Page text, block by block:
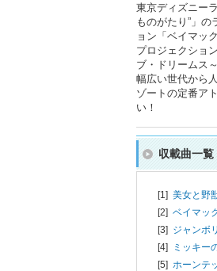
東京ディズニー
ものがたり”」
ョン「ベイマッ
プロジェクショ
ブ・ドリームス
幅広い世代から
ゾートの定番ア
い！
収載曲一覧
[1] 美女と野
[2] ベイマッ
[3] ジャンボ
[4]
ミッキー
[5] ホーンテ